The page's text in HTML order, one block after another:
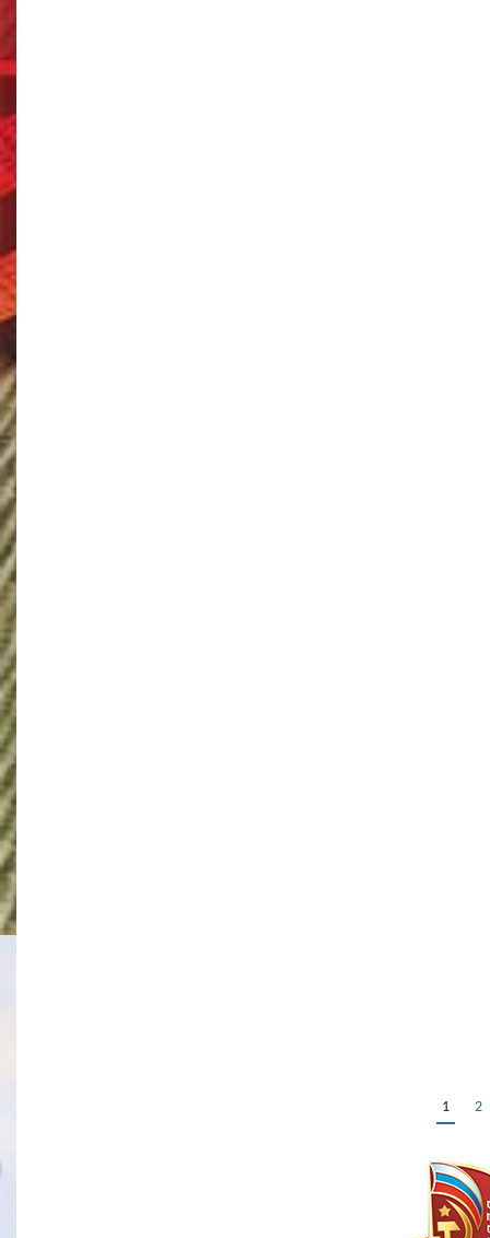
1 2